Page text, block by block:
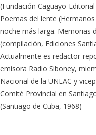
(Fundación Caguayo-
Poemas del lente
noche más larga. Memorias
(compilación, Ediciones
Actualmente es redactor-
emisora Radio Siboney,
Nacional de la UNEAC y
Comité Provincial en
(Santiago de Cuba, 1968)